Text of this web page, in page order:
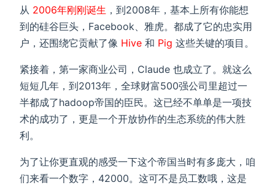
从 2006年刚刚诞生 ，到2008年，基本上所有你能想
到的硅谷巨头，Facebook、雅虎。都成了它的忠实用
户，还围绕它贡献了像 Hive 和 Pig 这些关键的项目。
紧接着，第一家商业公司，Claude 也成立了。就这么
短短几年，到2013年，全球财富500强公司里超过一
半都成了hadoop帝国的臣民。这已经不单单是一项技
术的成功了，更是一个开放协作的生态系统的伟大胜
利。
为了让你更直观的感受一下这个帝国当时有多庞大，咱
们来看一个数字，42000。这可不是员工数哦，这是